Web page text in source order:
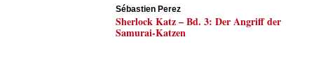
Sébastien Perez
Sherlock Katz – Bd. 3: Der Angriff der
Samurai-Katzen